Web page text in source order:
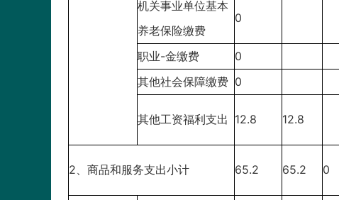
机关事业单位基本
养老保险缴费
0
职业-金缴费
0
其他社会保障缴费 0
其他工资福利支出 12.8 12.8
2、商品和服务支出小计 65.2 65.2 0